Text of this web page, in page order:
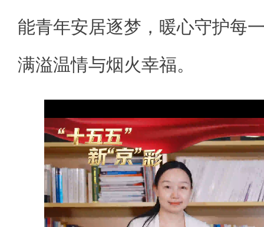
能青年安居逐梦，暖心守护每
满溢温情与烟火幸福。